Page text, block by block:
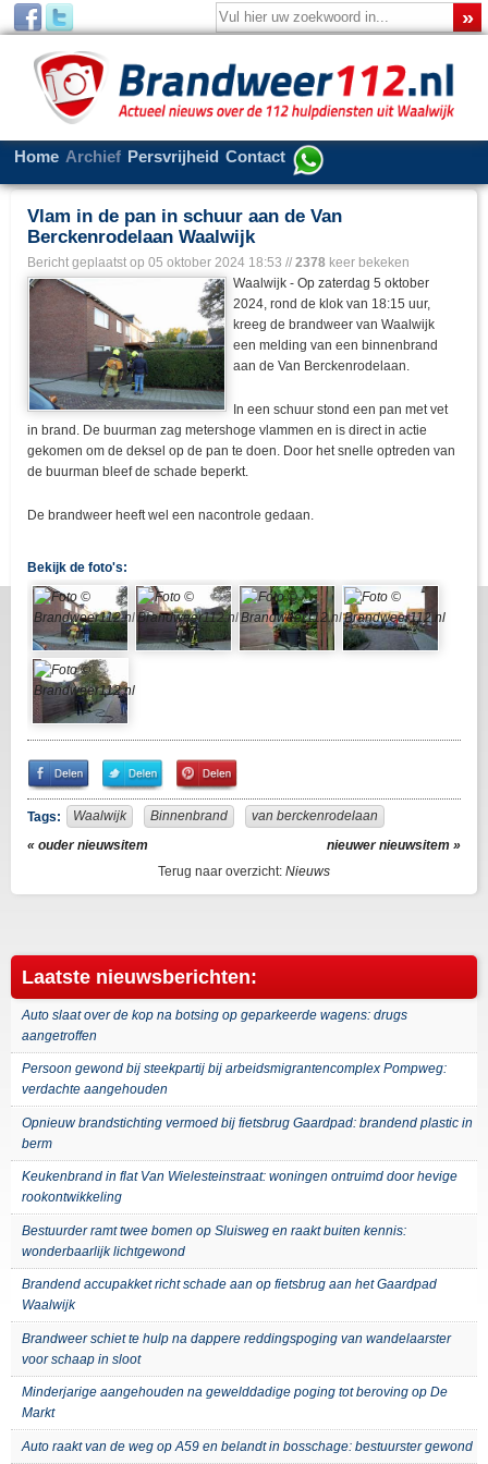
Home Archief Persvrijheid Contact
Vlam in de pan in schuur aan de Van
Berckenrodelaan Waalwijk
Bericht geplaatst op 05 oktober 2024 18:53 // 2378 keer bekeken
Waalwijk - Op zaterdag 5 oktober
2024, rond de klok van 18:15 uur,
kreeg de brandweer van Waalwijk
een melding van een binnenbrand
aan de Van Berckenrodelaan.
In een schuur stond een pan met vet
in brand. De buurman zag metershoge vlammen en is direct in actie
gekomen om de deksel op de pan te doen. Door het snelle optreden van
de buurman bleef de schade beperkt.
De brandweer heeft wel een nacontrole gedaan.
Bekijk de foto's:
Share
on
Facebook
Share
on
Twitter
Pin
It!
Tags: Waalwijk Binnenbrand
van berckenrodelaan
« ouder nieuwsitem
nieuwer nieuwsitem »
Terug naar overzicht: Nieuws
Laatste nieuwsberichten:
Auto slaat over de kop na botsing op geparkeerde wagens: drugs
aangetroffen
Persoon gewond bij steekpartij bij arbeidsmigrantencomplex Pompweg:
verdachte aangehouden
Opnieuw brandstichting vermoed bij fietsbrug Gaardpad: brandend plastic in
berm
Keukenbrand in flat Van Wielesteinstraat: woningen ontruimd door hevige
rookontwikkeling
Bestuurder ramt twee bomen op Sluisweg en raakt buiten kennis:
wonderbaarlijk lichtgewond
Brandend accupakket richt schade aan op fietsbrug aan het Gaardpad
Waalwijk
Brandweer schiet te hulp na dappere reddingspoging van wandelaarster
voor schaap in sloot
Minderjarige aangehouden na gewelddadige poging tot beroving op De
Markt
Auto raakt van de weg op A59 en belandt in bosschage: bestuurster gewond